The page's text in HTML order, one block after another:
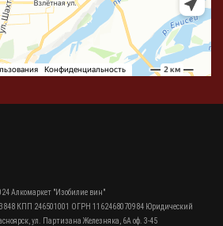
Алкомаркет "Изобилие вин"
КПП 246501001 ОГРН 1162468070984 Юридический
ул. Партизана Железняка, 6А оф. 3-45